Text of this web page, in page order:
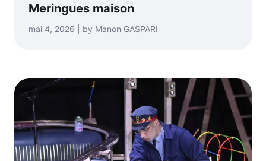
Meringues maison
mai 4, 2026 | by Manon GASPARI